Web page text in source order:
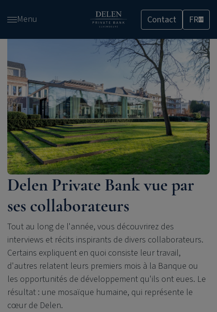
contenu
Menu Contact FRLU
Delen Private Bankvue par
ses collaborateurs
Tout au long de l'année, vous découvrirez des
interviews et récits inspirants de divers collaborateurs.
Certains expliquent en quoi consiste leur travail,
d'autres relatent leurs premiers mois à la Banque ou
les opportunités de développement qu'ils ont eues. Le
résultat : une mosaïque humaine, qui représente le
cœur de Delen.